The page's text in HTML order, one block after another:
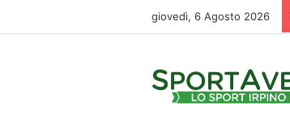
giovedì, 6 Agosto 2026